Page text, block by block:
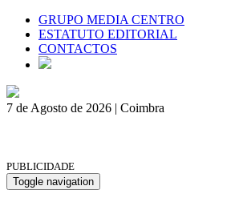
GRUPO MEDIA CENTRO
ESTATUTO EDITORIAL
CONTACTOS
7 de Agosto de 2026 | Coimbra
PUBLICIDADE
Toggle navigation